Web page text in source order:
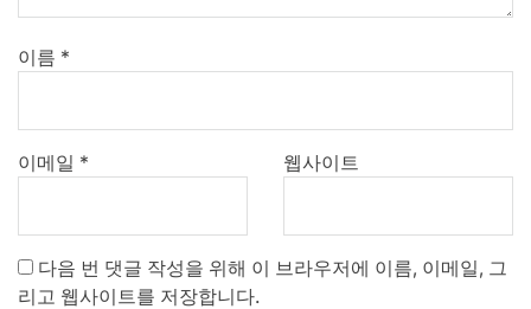
이름 *
이메일 * 웹사이트
다음 번 댓글 작성을 위해 이 브라우저에 이름, 이메일, 그
리고 웹사이트를 저장합니다.